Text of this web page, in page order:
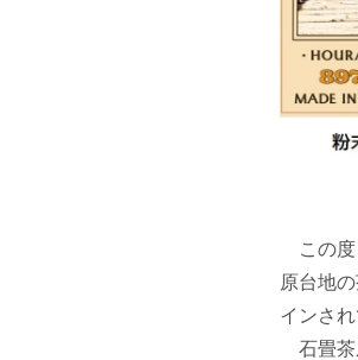
この度
原台地
インさ
石畳茶